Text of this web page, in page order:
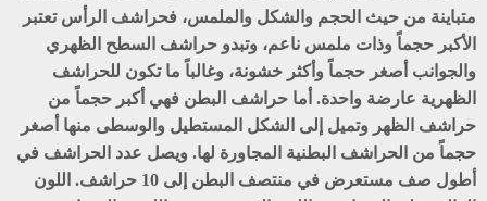
متباينة من حيث الحجم والشكل والملمس، فحراشف الرأس تعتبر
الأكبر حجماً وذات ملمس ناعم، وتبدو حراشف السطح الظهري
والجوانب أصغر حجماً وأكثر خشونة، وغالباً ما تكون للحراشف
الظهرية عارضة واحدة. أما حراشف البطن فهي أكبر حجماً من
حراشف الظهر وتميل إلى الشكل المستطيل والوسطى منها أصغر
حجماً من الحراشف البطنية المجاورة لها. ويصل عدد الحراشف في
أطول صف مستعرض في منتصف البطن إلى 10 حراشف. اللون